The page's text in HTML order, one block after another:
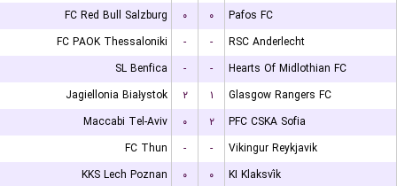
FC Red Bull Salzburg
۰ ۰
Pafos FC
FC PAOK Thessaloniki
- -
RSC Anderlecht
SL Benfica
- -
Hearts Of Midlothian FC
Jagiellonia Białystok
۲ ۱
Glasgow Rangers FC
Maccabi Tel-Aviv
۰ ۲
PFC CSKA Sofia
FC Thun
- -
Vikingur Reykjavik
KKS Lech Poznan
۰ ۰
KI Klaksvík